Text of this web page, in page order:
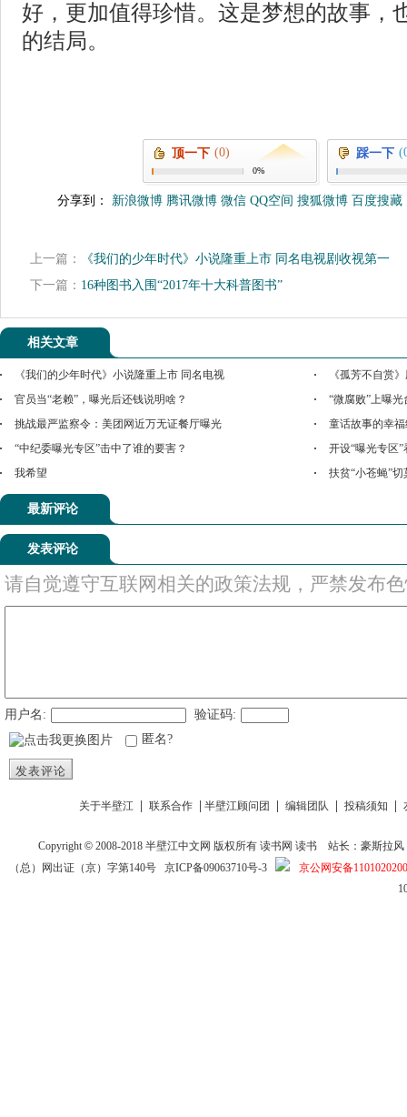
好，更加值得珍惜。这是梦想的故事，
的结局。
顶一下 (0)
0%
踩一下
分享到： 新浪微博 腾讯微博 微信 QQ空间 搜狐微博 百度搜藏
上一篇：
《我们的少年时代》小说隆重上市 同名电视剧收视第一
下一篇： 16种图书入围“2017年十大科普图书”
相关文章
《我们的少年时代》小说隆重上市 同名电视
《孤芳不自赏
官员当“老赖”，曝光后还钱说明啥？
“微腐败”上曝
挑战最严监察令：美团网近万无证餐厅曝光
童话故事的幸
“中纪委曝光专区”击中了谁的要害？
开设“曝光专区
我希望
扶贫“小苍蝇”
最新评论
发表评论
请自觉遵守互联网相关的政策法规，严禁发布
用户名:
验证码:
匿名?
发表评论
关于半壁江 联系合作 半壁江顾问团 编辑团队 投稿须知
Copyright © 2008-2018半壁江中文网 版权所有读书网 读书
站长：豪斯拉风
（总）网出证（京）字第140号 京ICP备09063710号-3
京公网安备